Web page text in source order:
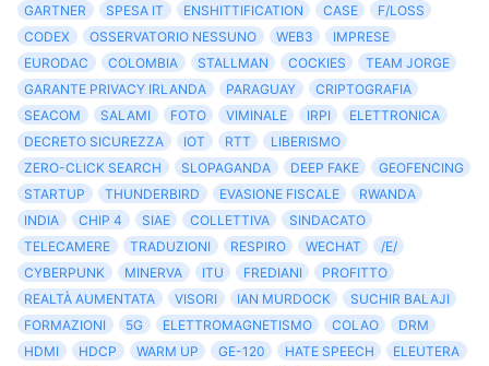
GARTNER
SPESA IT ENSHITTIFICATION CASE
F/LOSS
CODEX
OSSERVATORIO NESSUNO WEB3
IMPRESE
EURODAC
COLOMBIA STALLMAN COCKIES
TEAM JORGE
GARANTE PRIVACY IRLANDA
PARAGUAY
CRIPTOGRAFIA
SEACOM
SALAMI FOTO VIMINALE IRPI
ELETTRONICA
DECRETO SICUREZZA
IOT RTT
LIBERISMO
ZERO-CLICK SEARCH
SLOPAGANDA DEEP FAKE
GEOFENCING
STARTUP
THUNDERBIRD EVASIONE FISCALE
RWANDA
INDIA
CHIP 4 SIAE COLLETTIVA
SINDACATO
TELECAMERE
TRADUZIONI RESPIRO WECHAT
/E/
CYBERPUNK
MINERVA ITU FREDIANI
PROFITTO
REALTÀ AUMENTATA
VISORI IAN MURDOCK
SUCHIR BALAJI
FORMAZIONI
5G ELETTROMAGNETISMO COLAO
DRM
HDMI
HDCP WARM UP GE-120 HATE SPEECH
ELEUTERA